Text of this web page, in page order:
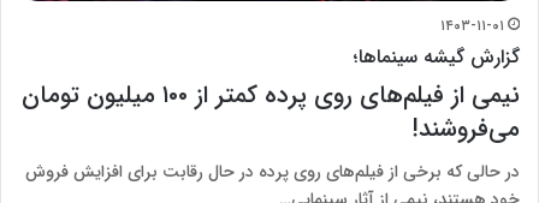
۱۴۰۳-۱۱-۰۱
گزارش گیشه سینماها؛
نیمی از فیلم‌های روی پرده کمتر از ۱۰۰ میلیون تومان
می‌فروشند!
در حالی که برخی از فیلم‌های روی پرده در حال رقابت برای افزایش فروش